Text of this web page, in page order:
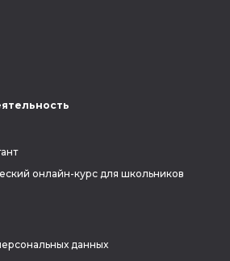
онлайн-курс для школьников
данных